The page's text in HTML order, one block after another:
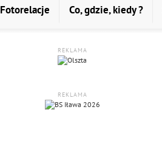
Fotorelacje Co, gdzie, kiedy ?
REKLAMA
REKLAMA